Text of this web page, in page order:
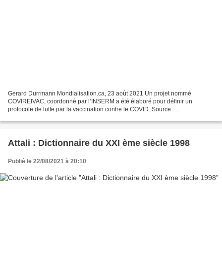
Gerard Durrmann Mondialisation.ca, 23 août 2021 Un projet nommé
COVIREIVAC, coordonné par l’INSERM a été élaboré pour définir un
protocole de lutte par la vaccination contre le COVID. Source :
en-france-pour-la-covid-19/...
Attali : Dictionnaire du XXI ème siècle 1998
Publié le 22/08/2021 à 20:10